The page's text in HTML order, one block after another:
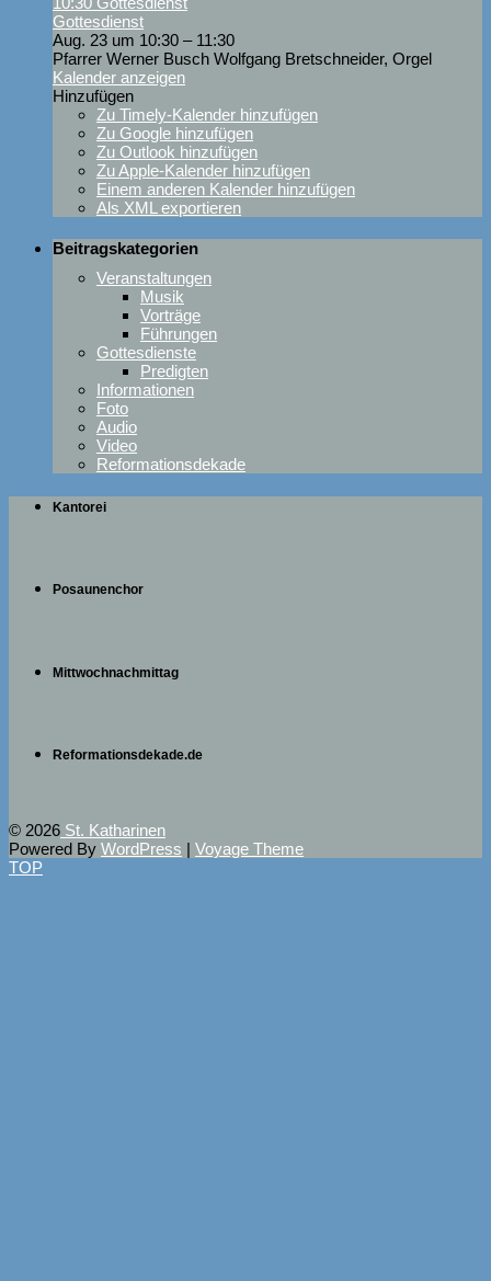
Gottesdienst
Aug. 23 um 10:30 – 11:30
Pfarrer Werner Busch Wolfgang Bretschneider, Orgel
Kalender anzeigen
Hinzufügen
Zu Timely-Kalender hinzufügen
Zu Google hinzufügen
Zu Outlook hinzufügen
Zu Apple-Kalender hinzufügen
Einem anderen Kalender hinzufügen
Als XML exportieren
Beitragskategorien
Veranstaltungen
Musik
Vorträge
Führungen
Gottesdienste
Predigten
Informationen
Foto
Audio
Video
Reformationsdekade
Kantorei
Posaunenchor
Mittwochnachmittag
Reformationsdekade.de
© 2026 St. Katharinen
Powered By WordPress | Voyage Theme
TOP